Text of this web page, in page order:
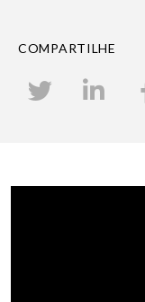
COMPARTILHE